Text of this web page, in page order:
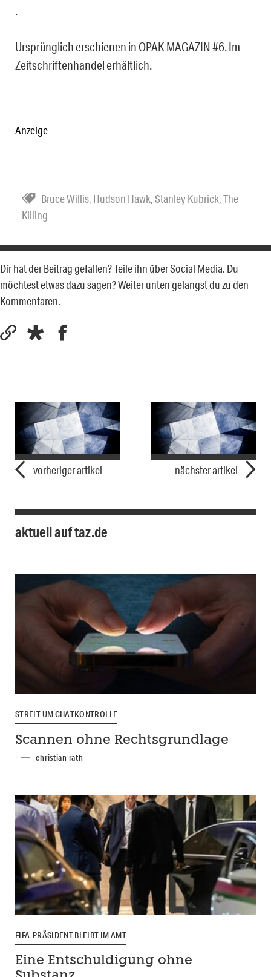
.
Ursprünglich erschienen in OPAK MAGAZIN #6. Im
Zeitschriftenhandel erhältlich.
Anzeige
Bruce Willis, Hudson Hawk,Stanley Kubrick,The
Killing
Dir hat der Beitrag gefallen? Teile ihn über Social Media. Du
möchtest etwas dazu sagen? Weiter unten gelangst du zu den
Kommentaren.
vorheriger artikel nächster artikel
aktuell auf taz.de
STREIT UM CHATKONTROLLE
Scannen ohne Rechtsgrundlage
christian rath
FIFA-PRÄSIDENT BLEIBT IM AMT
Eine Entschuldigung ohne